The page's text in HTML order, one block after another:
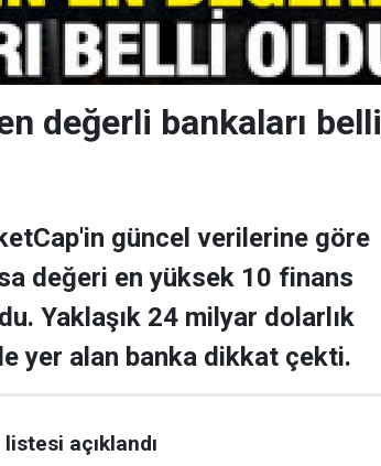
değerli bankaları belli
güncel verilerine göre
değeri en yüksek 10 finans
Yaklaşık 24 milyar dolarlık
yer alan banka dikkat çekti.
açıklandı